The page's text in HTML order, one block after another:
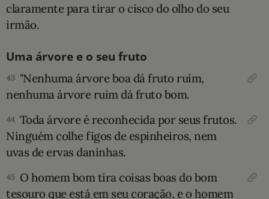
claramente para tirar o cisco do olho do seu
irmão.
Uma árvore e o seu fruto
43 "Nenhuma árvore boa dá fruto ruim,
nenhuma árvore ruim dá fruto bom.
44 Toda árvore é reconhecida por seus frutos.
Ninguém colhe figos de espinheiros, nem
uvas de ervas daninhas.
45 O homem bom tira coisas boas do bom
tesouro que está em seu coração, e o homem